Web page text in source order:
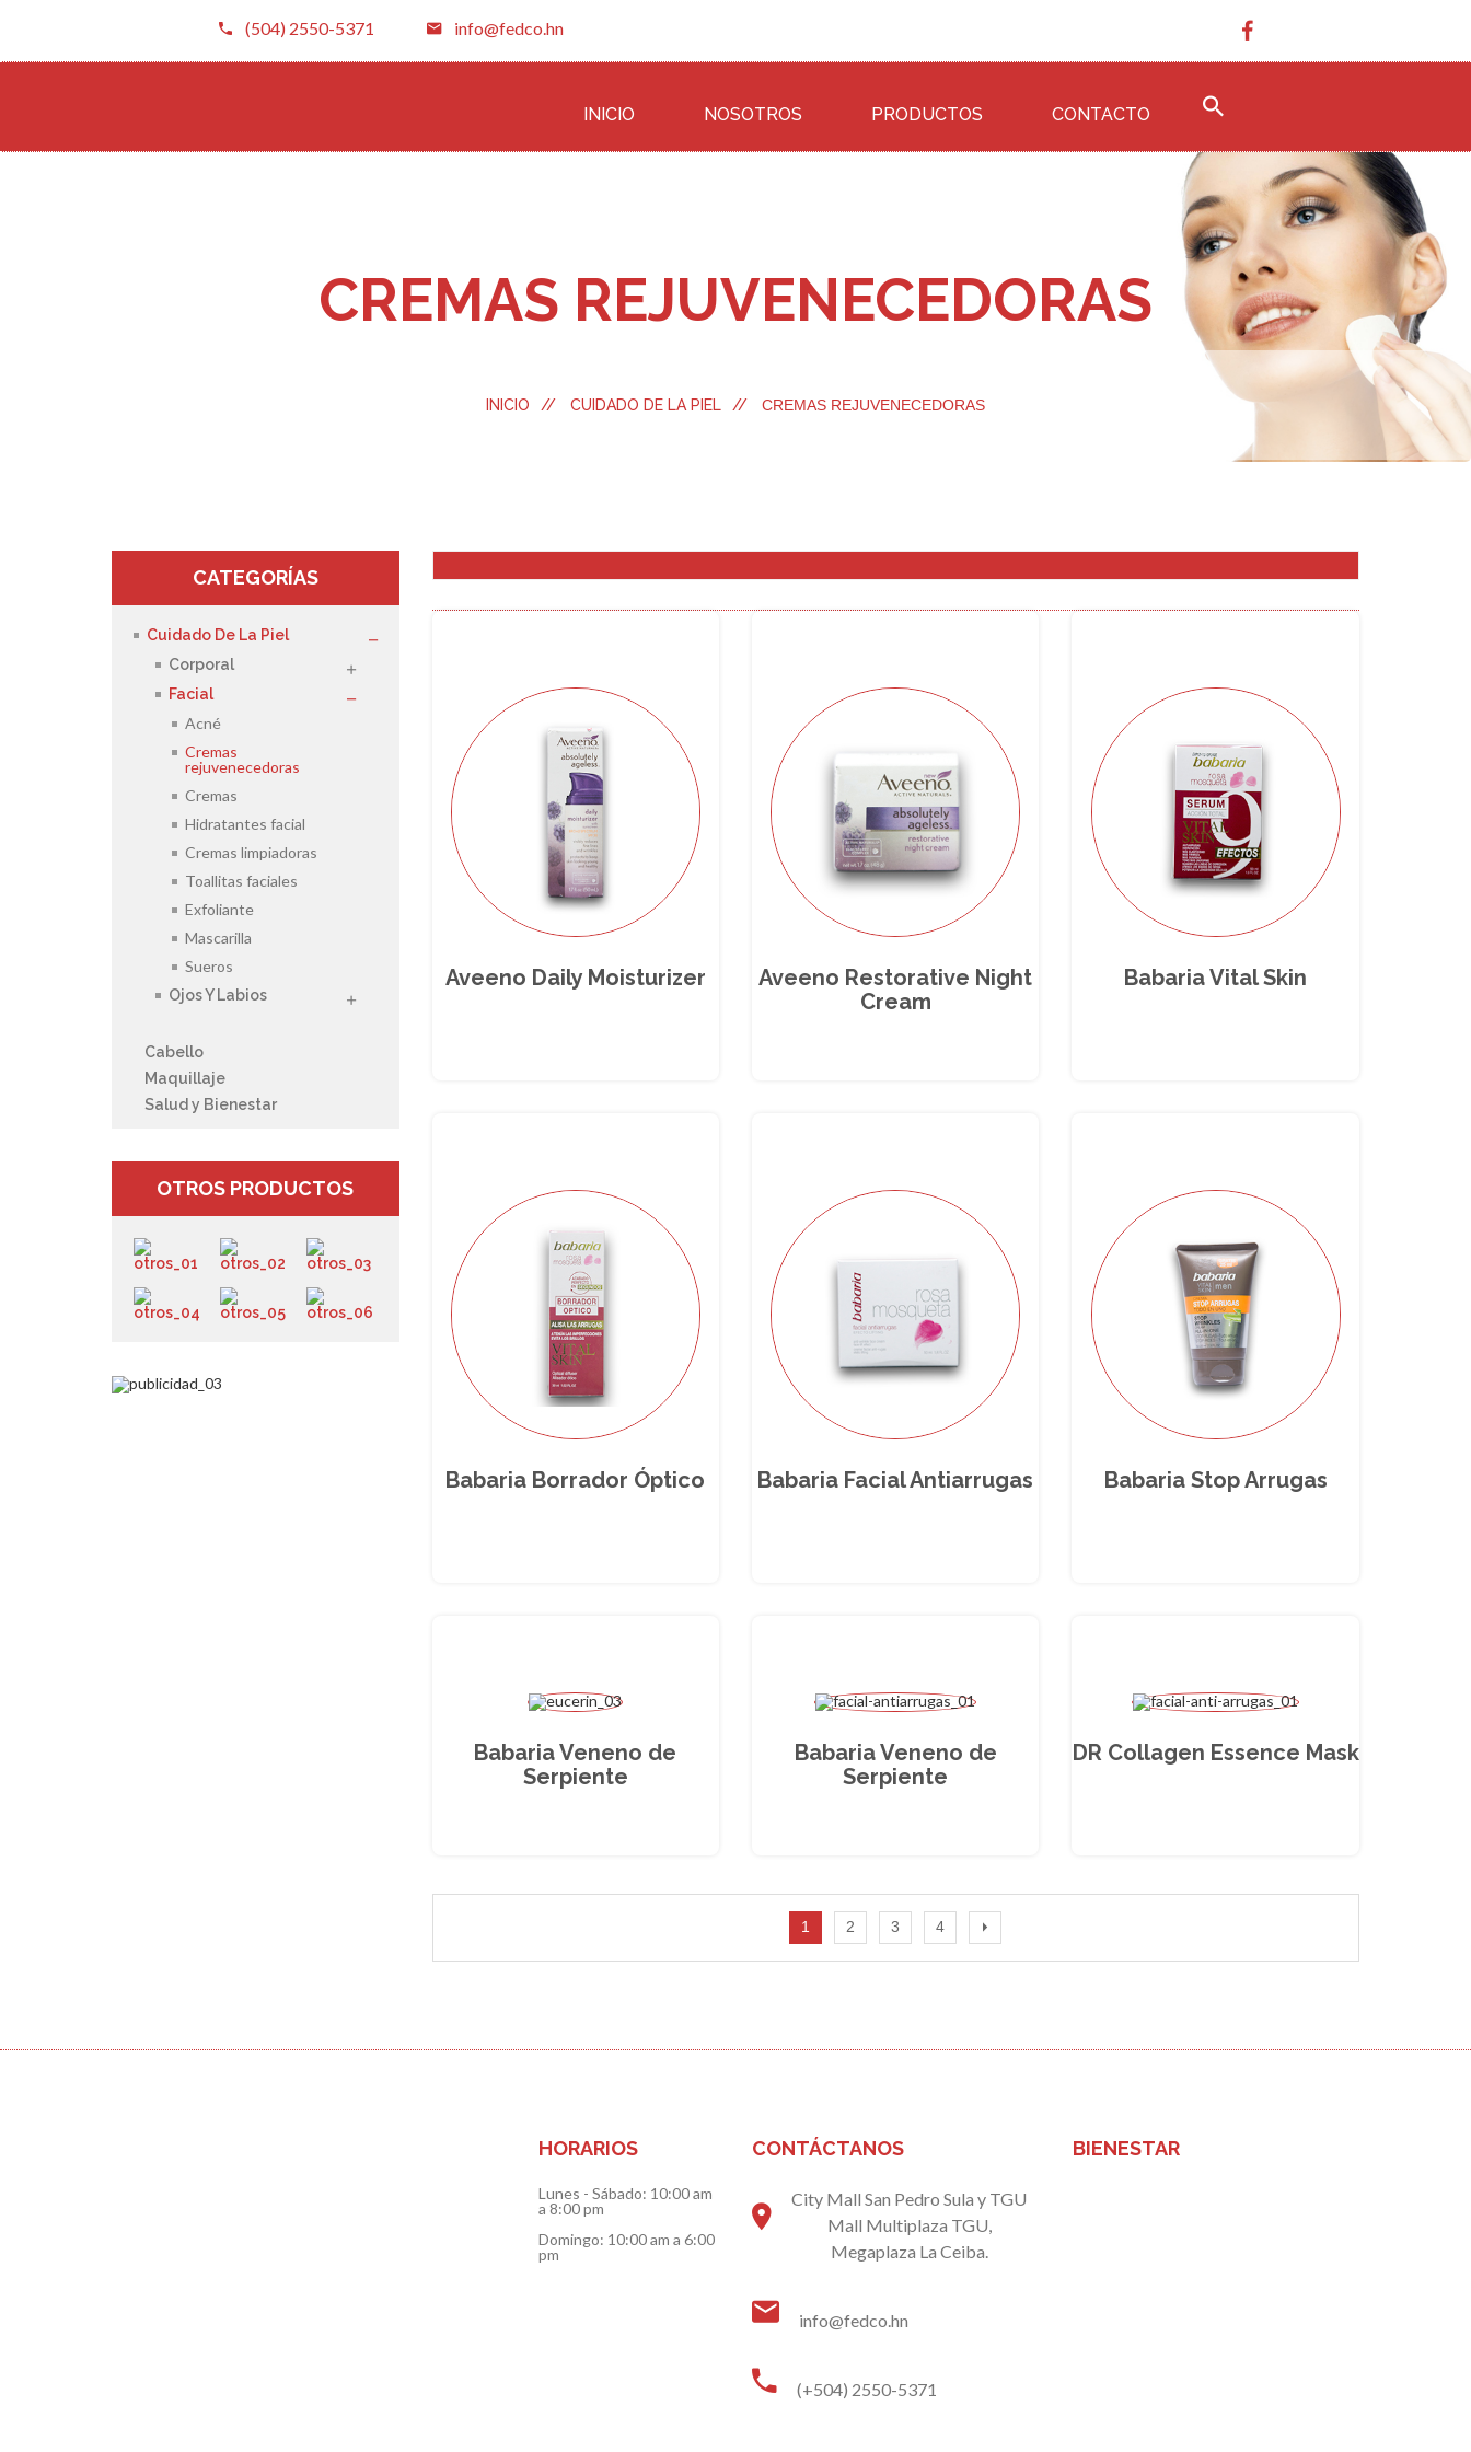
(504) 2550-5371 info@fedco.hn
INICIO NOSOTROS PRODUCTOS CONTACTO
CREMAS REJUVENECEDORAS
INICIO // CUIDADO DE LA PIEL // CREMAS REJUVENECEDORAS
CATEGORÍAS
Cuidado De La Piel
Corporal
Facial
Acné
Cremas
rejuvenecedoras
Cremas
Hidratantes facial
Cremas limpiadoras
Toallitas faciales
Exfoliante
Mascarilla
Sueros
Ojos Y Labios
Cabello
Maquillaje
Salud y Bienestar
OTROS PRODUCTOS
Aveeno Daily Moisturizer
Aveeno Restorative Night
Cream
Babaria Vital Skin
Babaria Borrador Óptico Babaria Facial Antiarrugas Babaria Stop Arrugas
Babaria Veneno de
Serpiente
Babaria Veneno de
Serpiente
DR Collagen Essence Mask
1 2 3 4
HORARIOS
Lunes - Sábado: 10:00 am
a 8:00 pm
Domingo: 10:00 am a 6:00
pm
CONTÁCTANOS
City Mall San Pedro Sula y TGU
Mall Multiplaza TGU,
Megaplaza La Ceiba.
info@fedco.hn
(+504) 2550-5371
BIENESTAR